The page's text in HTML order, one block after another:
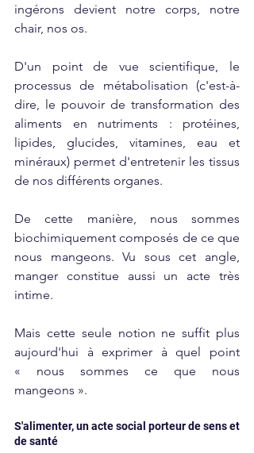
ingérons devient notre corps, notre
chair, nos os.
D'un point de vue scientifique, le
processus de métabolisation (c'est-à-
dire, le pouvoir de transformation des
aliments en nutriments : protéines,
lipides, glucides, vitamines, eau et
minéraux) permet d'entretenir les tissus
de nos différents organes.
De cette manière, nous sommes
biochimiquement composés de ce que
nous mangeons. Vu sous cet angle,
manger constitue aussi un acte très
intime.
Mais cette seule notion ne suffit plus
aujourd'hui à exprimer à quel point
« nous sommes ce que nous
mangeons ».
S'alimenter, un acte social porteur de sens et
de santé